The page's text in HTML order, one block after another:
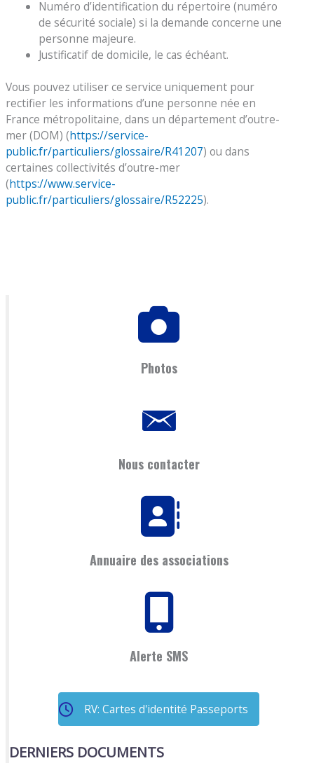
Numéro d’identification du répertoire (numéro
de sécurité sociale) si la demande concerne une
personne majeure.
Justificatif de domicile, le cas échéant.
Vous pouvez utiliser ce service uniquement pour
rectifier les informations d’une personne née en
France métropolitaine, dans un département d’outre-
mer (DOM) (https://service-
public.fr/particuliers/glossaire/R41207) ou dans
certaines collectivités d’outre-mer
(https://www.service-
public.fr/particuliers/glossaire/R52225).
Photos
Nous contacter
Annuaire des associations
Alerte SMS
RV: Cartes d'identité Passeports
DERNIERS DOCUMENTS